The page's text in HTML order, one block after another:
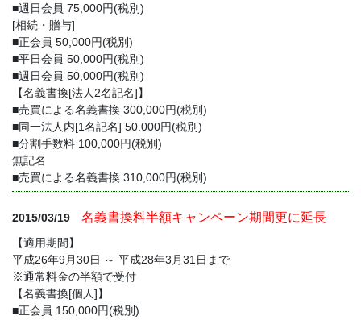
■週日会員 75,000円(税別)
[相続・贈与]
■正会員 50,000円(税別)
■平日会員 50,000円(税別)
■週日会員 50,000円(税別)
【名義書換[法人2名記名]】
■売買による名義書換 300,000円(税別)
■同一法人内[1名記名] 50.000円(税別)
■分割手数料 100,000円(税別)
無記名
■売買による名義書換 310,000円(税別)
2015/03/19 名義書換料半額キャンペーン期間更に延長
【適用期間】
平成26年9月30日 ～ 平成28年3月31日まで
※通常料金の半額で受付
【名義書換[個人]】
■正会員 150,000円(税別)